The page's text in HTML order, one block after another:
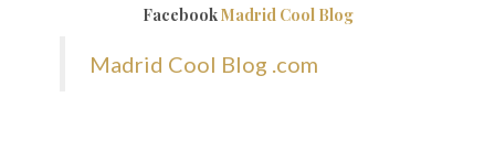
FacebookMadrid Cool Blog
Madrid Cool Blog .com